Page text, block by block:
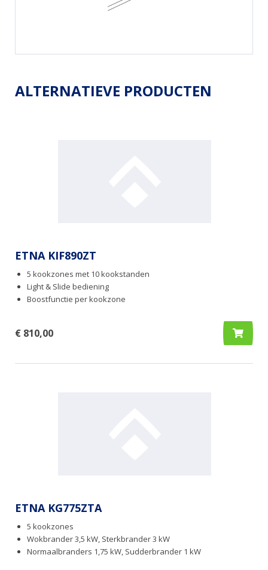
ALTERNATIEVE PRODUCTEN
ETNA KIF890ZT
5 kookzones met 10 kookstanden
Light & Slide bediening
Boostfunctie per kookzone
€ 810,00
ETNA KG775ZTA
5 kookzones
Wokbrander 3,5 kW, Sterkbrander 3 kW
Normaalbranders 1,75 kW, Sudderbrander 1 kW